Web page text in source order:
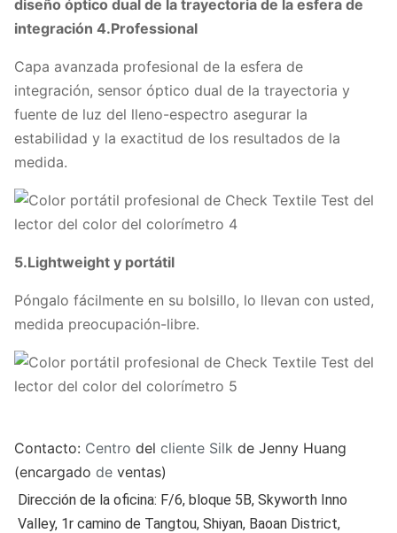
diseño óptico dual de la trayectoria de la esfera de
integración 4.Professional
Capa avanzada profesional de la esfera de
integración, sensor óptico dual de la trayectoria y
fuente de luz del lleno-espectro asegurar la
estabilidad y la exactitud de los resultados de la
medida.
5.Lightweight y portátil
Póngalo fácilmente en su bolsillo, lo llevan con usted,
medida preocupación-libre.
Contacto: Centro del cliente Silk de Jenny Huang
(encargado de ventas)
Dirección de la oficina: F/6, bloque 5B, Skyworth Inno
Valley, 1r camino de Tangtou, Shiyan, Baoan District,